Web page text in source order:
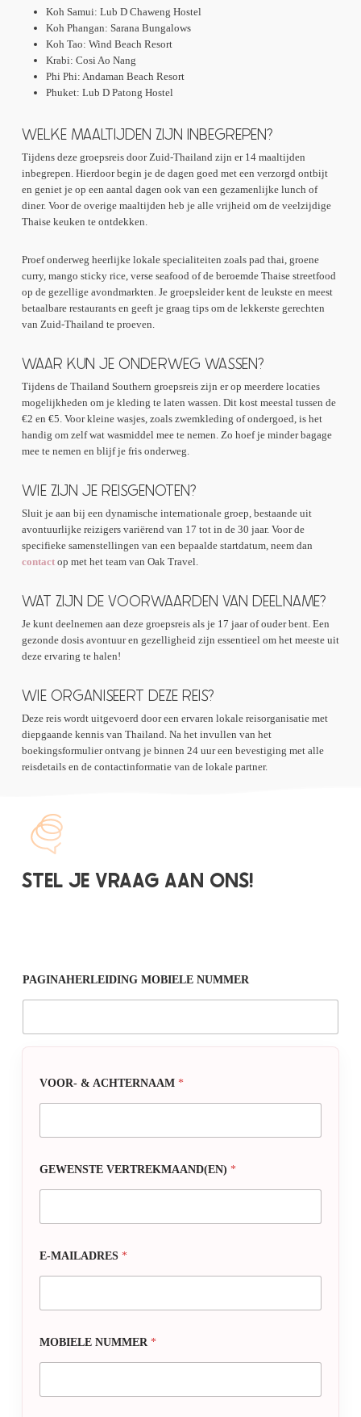
Koh Samui: Lub D Chaweng Hostel
Koh Phangan: Sarana Bungalows
Koh Tao: Wind Beach Resort
Krabi: Cosi Ao Nang
Phi Phi: Andaman Beach Resort
Phuket: Lub D Patong Hostel
WELKE MAALTIJDEN ZIJN INBEGREPEN?
Tijdens deze groepsreis door Zuid-Thailand zijn er 14 maaltijden
inbegrepen. Hierdoor begin je de dagen goed met een verzorgd ontbijt
en geniet je op een aantal dagen ook van een gezamenlijke lunch of
diner. Voor de overige maaltijden heb je alle vrijheid om de veelzijdige
Thaise keuken te ontdekken.
Proef onderweg heerlijke lokale specialiteiten zoals pad thai, groene
curry, mango sticky rice, verse seafood of de beroemde Thaise streetfood
op de gezellige avondmarkten. Je groepsleider kent de leukste en meest
betaalbare restaurants en geeft je graag tips om de lekkerste gerechten
van Zuid-Thailand te proeven.
WAAR KUN JE ONDERWEG WASSEN?
Tijdens de Thailand Southern groepsreis zijn er op meerdere locaties
mogelijkheden om je kleding te laten wassen. Dit kost meestal tussen de
€2 en €5. Voor kleine wasjes, zoals zwemkleding of ondergoed, is het
handig om zelf wat wasmiddel mee te nemen. Zo hoef je minder bagage
mee te nemen en blijf je fris onderweg.
WIE ZIJN JE REISGENOTEN?
Sluit je aan bij een dynamische internationale groep, bestaande uit
avontuurlijke reizigers variërend van 17 tot in de 30 jaar. Voor de
specifieke samenstellingen van een bepaalde startdatum, neem dan
contactop met het team van Oak Travel.
WAT ZIJN DE VOORWAARDEN VAN DEELNAME?
Je kunt deelnemen aan deze groepsreis als je 17 jaar of ouder bent. Een
gezonde dosis avontuur en gezelligheid zijn essentieel om het meeste uit
deze ervaring te halen!
WIE ORGANISEERT DEZE REIS?
Deze reis wordt uitgevoerd door een ervaren lokale reisorganisatie met
diepgaande kennis van Thailand. Na het invullen van het
boekingsformulier ontvang je binnen 24 uur een bevestiging met alle
reisdetails en de contactinformatie van de lokale partner.
STEL JE VRAAG AAN ONS!
PAGINAHERLEIDING MOBIELE NUMMER
VOOR- & ACHTERNAAM*
GEWENSTE VERTREKMAAND(EN)*
E-MAILADRES*
MOBIELE NUMMER*